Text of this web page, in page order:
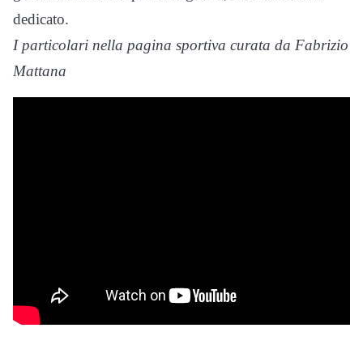
dedicato.
I particolari nella pagina sportiva curata da Fabrizio
Mattana